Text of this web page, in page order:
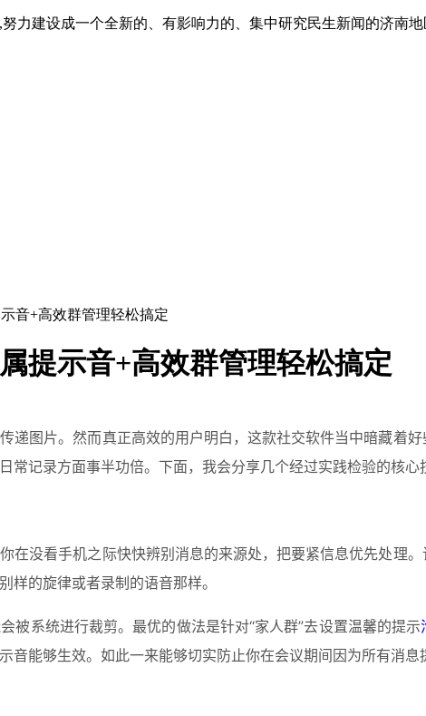
力建设成一个全新的、有影响力的、集中研究民生新闻的济南
音+高效群管理轻松搞定
提示音+高效群管理轻松搞定
递图片。然而真正高效的用户明白，这款社交软件当中暗藏着
记录方面事半功倍。下面，我会分享几个经过实践检验的核心
在没看手机之际快快辨别消息的来源处，把要紧信息优先处理
的旋律或者录制的语音那样。
被系统进行裁剪。最优的做法是针对“家人群”去设置温馨的提示
能够生效。如此一来能够切实防止你在会议期间因为所有消息